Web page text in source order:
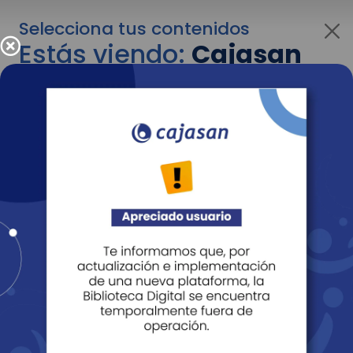
Selecciona tus contenidos
Estás viendo:Cajasan
para personas
Para cambiar al contenido de tu interés más
adelante recuerda utilizar el menú
Entendido